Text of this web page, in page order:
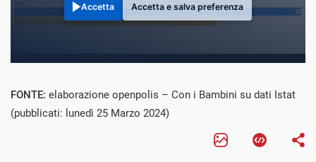
Accetta Accetta e salva preferenza
FONTE: elaborazione openpolis – Con i Bambini su dati Istat
(pubblicati: lunedì 25 Marzo 2024)